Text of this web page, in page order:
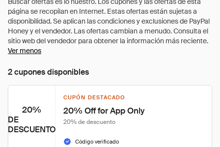
Ver menos
2 cupones disponibles
20%
DE
DESCUENTO
CUPÓN DESTACADO
20% Off for App Only
20% de descuento
Código verificado